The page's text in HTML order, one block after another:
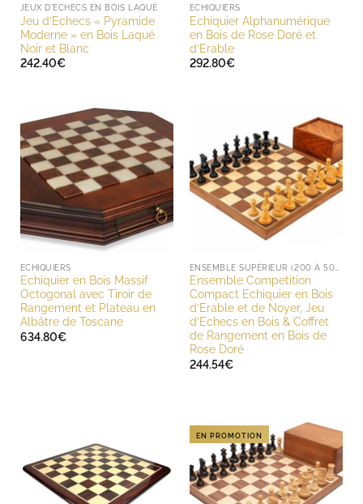
JEUX D'ECHECS EN BOIS LAQUÉ
Jeu d’Echecs « Pyramide
Moderne » en Bois Laqué
Noir et Blanc
242.40€
ECHIQUIERS
Echiquier Alphanumérique
en Bois de Rose Doré et
d’Erable
292.80€
ECHIQUIERS
Echiquier en Bois Massif
Octogonal avec Tiroir de
Rangement et Plateau en
Albâtre de Toscane
634.80€
Ensemble Competition
Compact Echiquier en Bois
d’Erable et de Noyer, Jeu
d’Echecs en Bois & Coffret
de Rangement en Bois de
Rose Doré
244.54€
EN PROMOTION